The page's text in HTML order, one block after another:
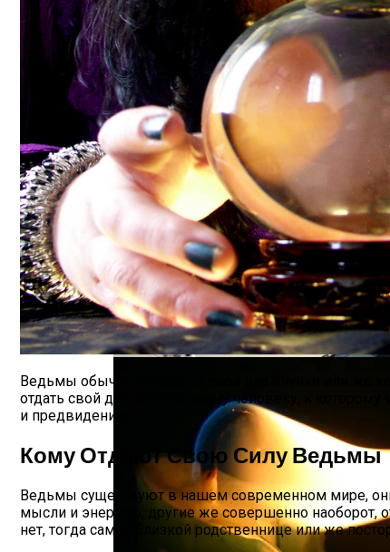
Обновление: Семейства Автомобилей
Карта Таро Недели: Что Нас Ждет С 11
Ведьмы обычно передают свой дар внучке или же
отдать свой дар постороннему человеку, к
и предвидению.
Кому Отдают Свою Силу Ведьмы
Ведьмы существуют в нашем современном мире,
мысли и энергию, другие же совершенно наоборот,
нет, тогда самой близкой родственнице или же